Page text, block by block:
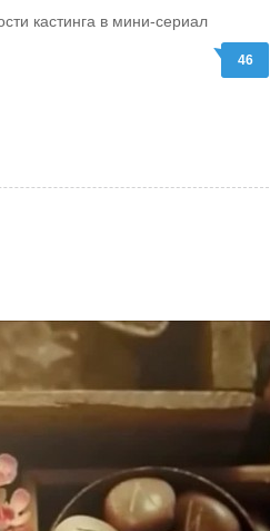
кастинга в мини-сериал
46